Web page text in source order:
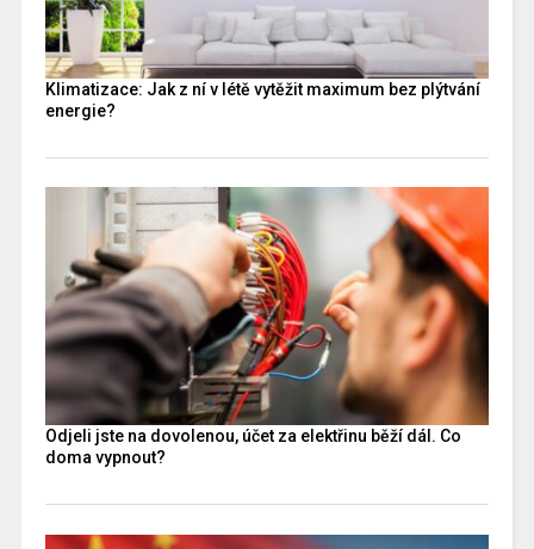
Klimatizace: Jak z ní v létě vytěžit maximum bez plýtvání
energie?
Odjeli jste na dovolenou, účet za elektřinu běží dál. Co
doma vypnout?